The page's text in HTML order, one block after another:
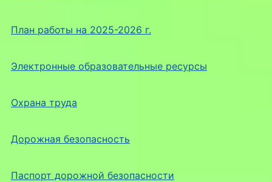
План работы на 2025-2026 г.
Электронные образовательные ресурсы
Охрана труда
Дорожная безопасность
Паспорт дорожной безопасности